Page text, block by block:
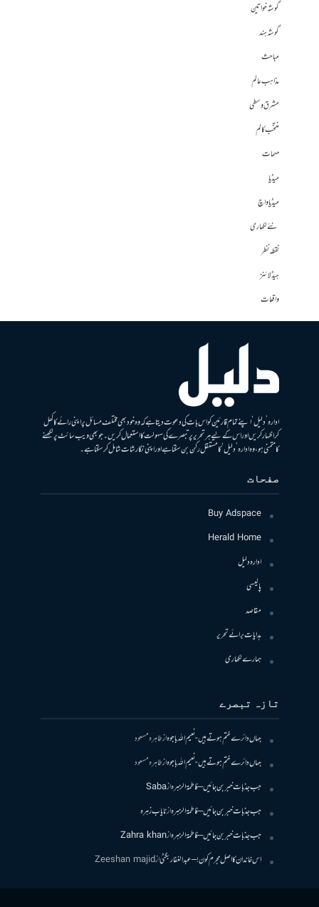
گوشہ خواتین
گوشہ ہند
مباحث
مذاہب عالم
مشرق وسطی
منتخب کالم
مہمات
میڈیا
میڈیا واچ
نئے لکھاری
نقطہ نظر
ہیڈلائنز
واقعات
ادارہ ’دلیل‘ اپنے تمام قارئین کو اس بات کی دعوت دیتا ہے کہ وہ خود بھی مختلف مسائل پر اپنی رائے کا کھل
کر اظہار کریں اور اس کے لیے ہر تحریر پر تبصرے کی سہولت کا استعمال کریں۔ جو بھی ویب سائٹ پر لکھنے
کا متمنی ہو، وہ ادارہ ’دلیل‘ کا مستقل رکن بن سکتا ہے اور اپنی نگارشات شامل کرسکتا ہے۔
صفحات
Buy Adspace
Herald Home
ادارہ دلیل
پالیسی
مقاصد
ہدایات برائے تحریر
ہمارے لکھاری
تازہ تبصرے
جہاں دائرے ختم ہوتے ہیں- نعیم اللہ باجوہازطاہرہ مسعود
جہاں دائرے ختم ہوتے ہیں- نعیم اللہ باجوہازطاہرہ مسعود
جب جذبات خبر بن جائیں – فاطمۃالزہرہازSaba
جب جذبات خبر بن جائیں – فاطمۃالزہرہازنایاب زہرہ
جب جذبات خبر بن جائیں – فاطمۃالزہرہازZahra khan
اس خاندان کا اصل مجرم کون! – عبدالغفار بگٹیازZeeshan majid